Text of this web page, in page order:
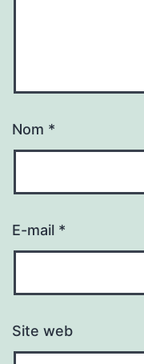
Nom *
E-mail *
Site web